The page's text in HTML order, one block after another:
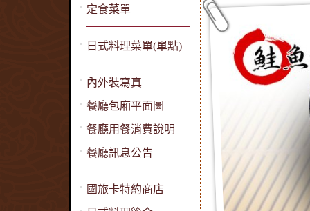
定食菜單
日式料理菜單(單點)
內外裝寫真
餐廳包廂平面圖
餐廳用餐消費說明
餐廳訊息公告
國旅卡特約商店